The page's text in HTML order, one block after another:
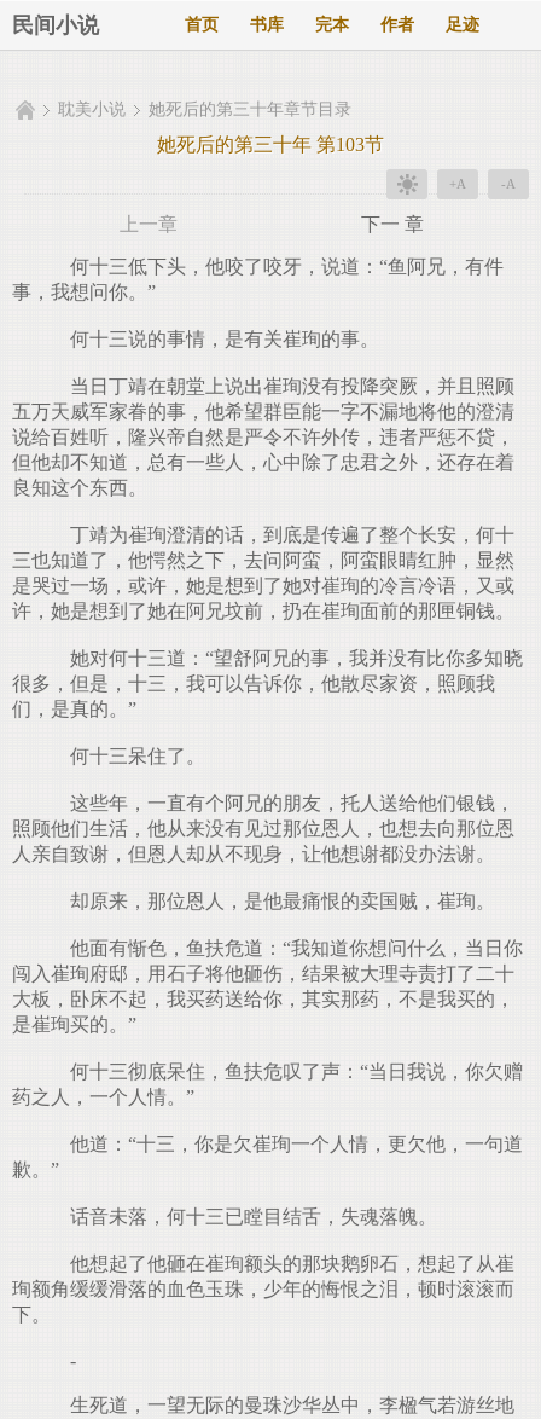
民间小说 首页 书库 完本 作者 足迹
耽美小说 她死后的第三十年章节目录
她死后的第三十年 第103节
+A -A
上一章 下一 章
何十三低下头，他咬了咬牙，说道：“鱼阿兄，有件
事，我想问你。”
何十三说的事情，是有关崔珣的事。
当日丁靖在朝堂上说出崔珣没有投降突厥，并且照顾
五万天威军家眷的事，他希望群臣能一字不漏地将他的澄清
说给百姓听，隆兴帝自然是严令不许外传，违者严惩不贷，
但他却不知道，总有一些人，心中除了忠君之外，还存在着
良知这个东西。
丁靖为崔珣澄清的话，到底是传遍了整个长安，何十
三也知道了，他愕然之下，去问阿蛮，阿蛮眼睛红肿，显然
是哭过一场，或许，她是想到了她对崔珣的冷言冷语，又或
许，她是想到了她在阿兄坟前，扔在崔珣面前的那匣铜钱。
她对何十三道：“望舒阿兄的事，我并没有比你多知晓
很多，但是，十三，我可以告诉你，他散尽家资，照顾我
们，是真的。”
何十三呆住了。
这些年，一直有个阿兄的朋友，托人送给他们银钱，
照顾他们生活，他从来没有见过那位恩人，也想去向那位恩
人亲自致谢，但恩人却从不现身，让他想谢都没办法谢。
却原来，那位恩人，是他最痛恨的卖国贼，崔珣。
他面有惭色，鱼扶危道：“我知道你想问什么，当日你
闯入崔珣府邸，用石子将他砸伤，结果被大理寺责打了二十
大板，卧床不起，我买药送给你，其实那药，不是我买的，
是崔珣买的。”
何十三彻底呆住，鱼扶危叹了声：“当日我说，你欠赠
药之人，一个人情。”
他道：“十三，你是欠崔珣一个人情，更欠他，一句道
歉。”
话音未落，何十三已瞠目结舌，失魂落魄。
他想起了他砸在崔珣额头的那块鹅卵石，想起了从崔
珣额角缓缓滑落的血色玉珠，少年的悔恨之泪，顿时滚滚而
下。
-
生死道，一望无际的曼珠沙华丛中，李楹气若游丝地